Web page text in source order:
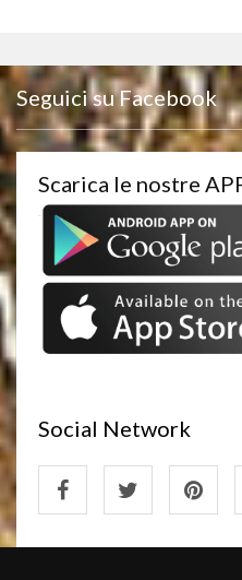
Seguici su Facebook
Scarica le nostre
Social Network